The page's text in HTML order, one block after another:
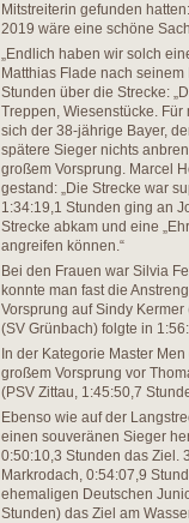
Mitstreiterin gefunden
2019 wäre eine schöne
„Endlich haben wir solch
Matthias Flade nach
Stunden über die Strecke:
Treppen, Wiesenstücke.
sich der 38-jährige Bayer,
spätere Sieger nichts
großem Vorsprung. Marcel
gestand: „Die Strecke war
1:34:19,1 Stunden ging an
Strecke abkam und eine
angreifen können.“
Bei den Frauen war Silvia
konnte man fast die
Vorsprung auf Sindy
(SV Grünbach) folgte in
In der Kategorie Master
großem Vorsprung vor
(PSV Zittau, 1:45:50,7
Ebenso wie auf der
einen souveränen Sieger
0:50:10,3 Stunden das Ziel.
Markrodach, 0:54:07,9
ehemaligen Deutschen
Stunden) das Ziel am